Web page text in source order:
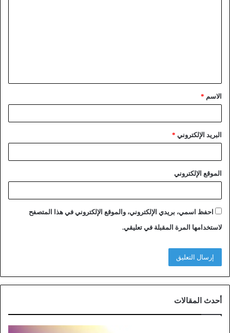
الاسم *
البريد الإلكتروني *
الموقع الإلكتروني
احفظ اسمي، بريدي الإلكتروني، والموقع الإلكتروني في هذا المتصفح
لاستخدامها المرة المقبلة في تعليقي.
أحدث المقالات